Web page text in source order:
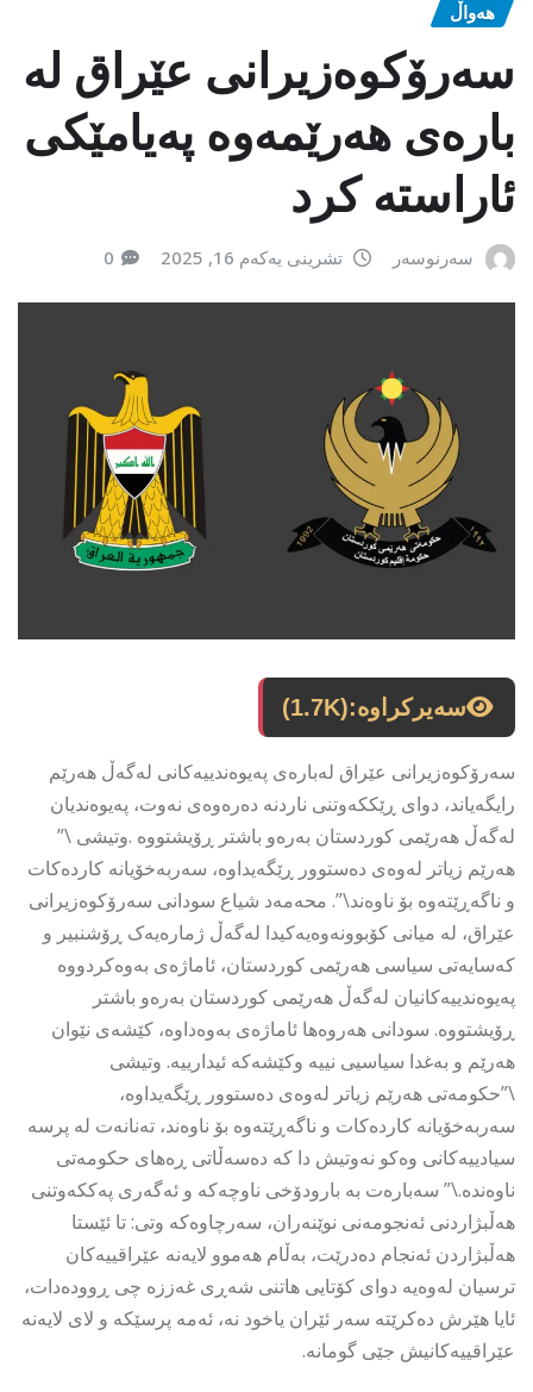
هەواڵ
سەرۆکوەزیرانی عێراق لە
بارەی هەرێمەوە پەیامێکی
ئاراستە کرد
سەرنوسەر تشرینی یەکەم 16, 2025 0
سەیرکراوە:(1.7K)
سەرۆکوەزیرانی عێراق لەبارەی پەیوەندییەکانی لەگەڵ هەرێم
رایگەیاند، دوای ڕێککەوتنی ناردنە دەرەوەی نەوت، پەیوەندیان
لەگەڵ هەرێمی کوردستان بەرەو باشتر ڕۆیشتووە .وتیشی \”
هەرێم زیاتر لەوەی دەستوور ڕێگەیداوە، سەربەخۆیانە کاردەکات
و ناگەڕێتەوە بۆ ناوەند\”. محەمەد شیاع سودانی سەرۆکوەزیرانی
عێراق، لە میانی کۆبوونەوەیەکیدا لەگەڵ ژمارەیەک ڕۆشنبیر و
کەسایەتی سیاسی هەرێمی کوردستان، ئاماژەی بەوەکردووە
پەیوەندییەکانیان لەگەڵ هەرێمی کوردستان بەرەو باشتر
ڕۆیشتووە. سودانی هەروەها ئاماژەی بەوەداوە، کێشەی نێوان
هەرێم و بەغدا سیاسیی نییە وکێشەکە ئیدارییە. وتیشی
\”حکومەتی هەرێم زیاتر لەوەی دەستوور ڕێگەیداوە،
سەربەخۆیانە کاردەکات و ناگەڕێتەوە بۆ ناوەند، تەنانەت لە پرسە
سیادییەکانی وەکو نەوتیش دا کە دەسەڵاتی ڕەهای حکومەتی
ناوەندە.\” سەبارەت بە بارودۆخی ناوچەکە و ئەگەری پەککەوتنی
هەڵبژاردنی ئەنجومەنی نوێنەران، سەرچاوەکە وتی: تا ئێستا
هەڵبژاردن ئەنجام دەدرێت، بەڵام هەموو لایەنە عێراقییەکان
ترسیان لەوەیە دوای کۆتایی هاتنی شەڕی غەززە چی ڕوودەدات،
ئایا هێرش دەکرێتە سەر ئێران یاخود نە، ئەمە پرسێکە و لای لایەنە
عێراقییەکانیش جێی گومانە.